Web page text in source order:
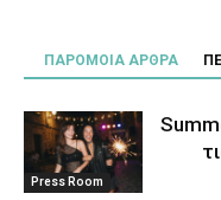
ΠΑΡΟΜΟΙΑ ΑΡΘΡΑ
Press Room